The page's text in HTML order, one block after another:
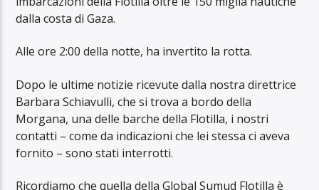
dalla costa di Gaza.
Alle ore 2:00 della notte, ha invertito la rotta.
Dopo le ultime notizie ricevute dalla nostra direttrice
Barbara Schiavulli, che si trova a bordo della
Morgana, una delle barche della Flotilla, i nostri
contatti – come da indicazioni che lei stessa ci aveva
fornito – sono stati interrotti.
Ricordiamo che quella della Global Sumud Flotilla è